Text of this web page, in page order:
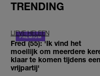
TRENDING
LIEVE HELEEN
Fred (55): 'Ik vind het
moeilijk om meerdere
klaar te komen tijdens een
vrijpartij'